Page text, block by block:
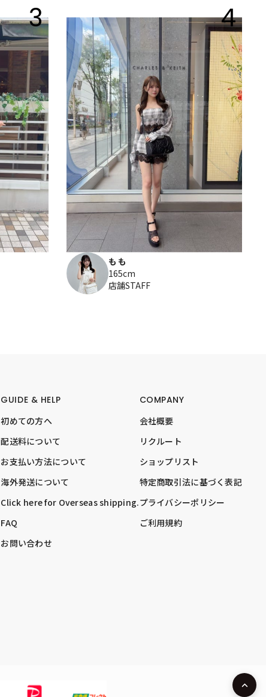
3 4
もも
165cm
店舗STAFF
GUIDE & HELP
初めての方へ
配送料について
お支払い方法について
海外発送について
Click here for Overseas shipping.
FAQ
お問い合わせ
COMPANY
会社概要
リクルート
ショップリスト
特定商取引法に基づく表記
プライバシーポリシー
ご利用規約